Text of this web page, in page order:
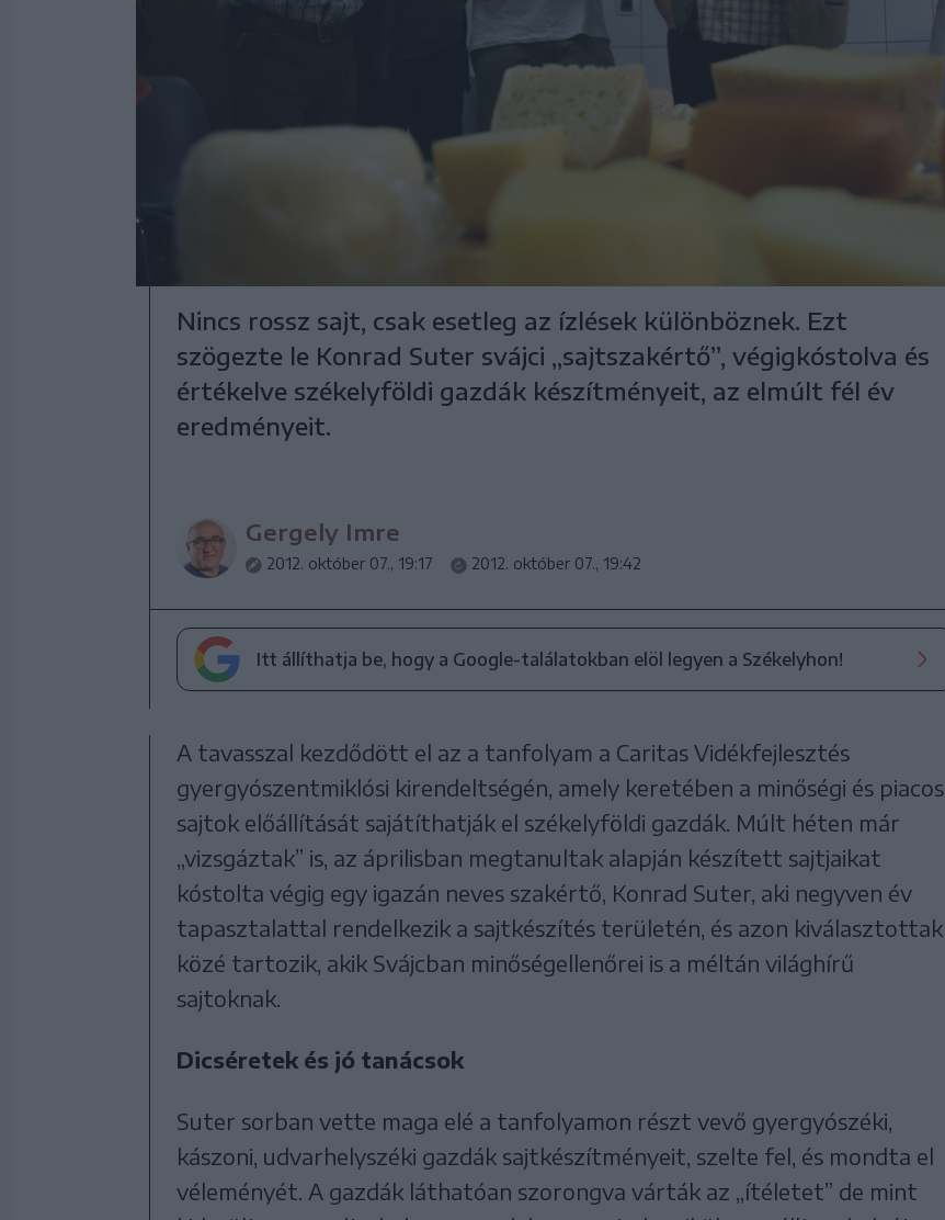
Nincs rossz sajt, csak esetleg az ízlések különböznek. Ezt
szögezte le Konrad Suter svájci „sajtszakértő”, végigkóstolva és
értékelve székelyföldi gazdák készítményeit, az elmúlt fél év
eredményeit.
Gergely Imre
2012. október 07., 19:17 2012. október 07., 19:42
Itt állíthatja be, hogy a Google-találatokban elöl legyen a Székelyhon!
A tavasszal kezdődött el az a tanfolyam a Caritas Vidékfejlesztés
gyergyószentmiklósi kirendeltségén, amely keretében a minőségi és piacos
sajtok előállítását sajátíthatják el székelyföldi gazdák. Múlt héten már
„vizsgáztak” is, az áprilisban megtanultak alapján készített sajtjaikat
kóstolta végig egy igazán neves szakértő, Konrad Suter, aki negyven év
tapasztalattal rendelkezik a sajtkészítés területén, és azon kiválasztottak
közé tartozik, akik Svájcban minőségellenőrei is a méltán világhírű
sajtoknak.
Dicséretek és jó tanácsok
Suter sorban vette maga elé a tanfolyamon részt vevő gyergyószéki,
kászoni, udvarhelyszéki gazdák sajtkészítményeit, szelte fel, és mondta el
véleményét. A gazdák láthatóan szorongva várták az „ítéletet” de mint